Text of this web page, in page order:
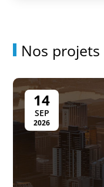
Nos projets
14
SEP
2026